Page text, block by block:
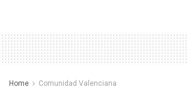
Home Comunidad Valenciana